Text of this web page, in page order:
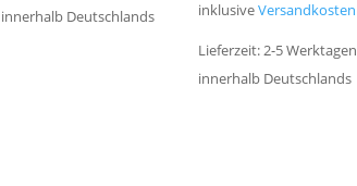
innerhalb Deutschlands
inklusiveVersandkosten
Lieferzeit: 2-5 Werktagen
innerhalb Deutschlands